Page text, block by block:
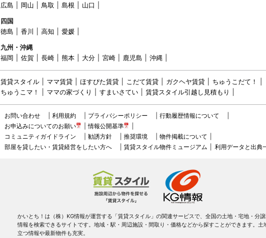
広島
岡山 鳥取 島根
山口
四国
徳島
香川 高知
愛媛
九州・沖縄
福岡
佐賀 長崎 熊本 大分 宮崎 鹿児島 沖縄
賃貸スタイル ママ賃貸 ほすぴた賃貸 こだて賃貸 ガクヘヤ賃貸
ちゅうこだて！
ちゅうこマ！
ママの家づくり すまいさてい 賃貸スタイル引越し見積もり
お問い合わせ 利用規約 プライバシーポリシー
行動履歴情報について
お申込みについてのお願い
情報公開基準
コミュニティガイドライン
勧誘方針 推奨環境
物件掲載について
部屋を貸したい・賃貸経営をしたい方へ
賃貸スタイル物件ミュージアム 利用データと出典
かいとち！は（株）KG情報が運営する「賃貸スタイル」の関連サービスで、全国の土地・宅地・分
情報を検索できるサイトです。地域・駅・周辺施設・間取り・価格などから探すことができます。土
立つ情報や最新物件も充実。